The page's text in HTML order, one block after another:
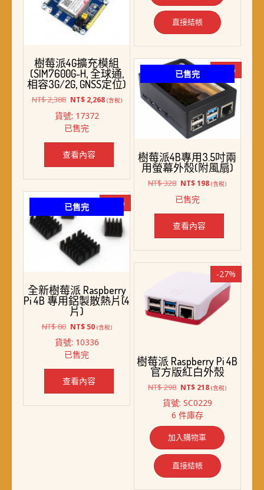
直接結帳
樹莓派4G擴充模組
(SIM7600G-H, 全球通,
相容3G/2G, GNSS定位)
NT$2,388 原
價
格：
NT$ 2,388。
NT$2,268目
NT$ 2,268。
(含稅)
貨號: 17372
已售完
查看內容
已售完 -40%
樹莓派4B專用3.5吋兩
用螢幕外殼(附風扇)
NT$328 原
價
格：
NT$ 328。
NT$198目
格：
(含稅)
已售完
查看內容
已售完 -38%
全新樹莓派 Raspberry
Pi 4B 專用鋁製散熱片(4
片)
NT$80 原
價
格：
NT$ 80。
NT$50目
價
NT$ 50。
(含稅)
貨號: 10336
已售完
查看內容
-27%
樹莓派 Raspberry Pi 4B
官方版紅白外殼
NT$298 原
價
格：
NT$ 298。
NT$ 218目
價
NT$ 218。
(含稅)
貨號: SC0229
6 件庫存
加入購物車
直接結帳